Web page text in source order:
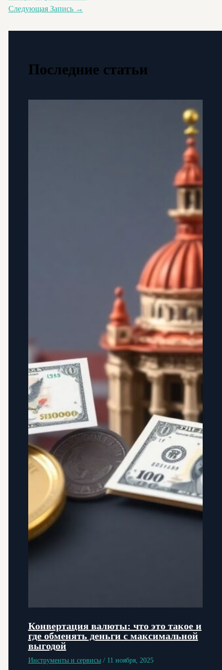
Следующая Запись →
Последние статьи
Конвертация валюты: что это такое и
где обменять деньги с максимальной
выгодой
Инструменты и сервисы/ 11 ноября, 2025